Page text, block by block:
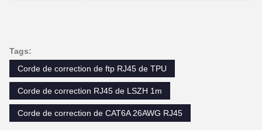
Tags:
Corde de correction de ftp RJ45 de TPU
Corde de correction RJ45 de LSZH 1m
Corde de correction de CAT6A 26AWG RJ45